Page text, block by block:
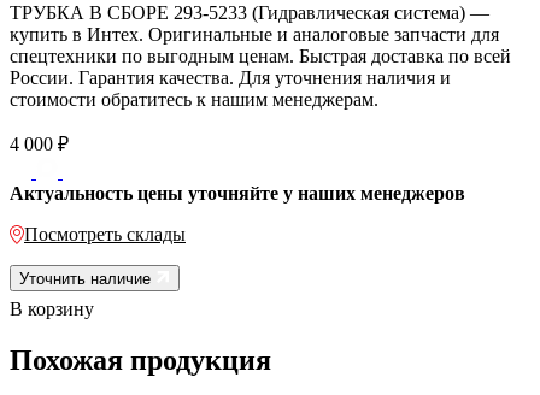
ТРУБКА В СБОРЕ 293-5233 (Гидравлическая система) —
купить в Интех. Оригинальные и аналоговые запчасти для
спецтехники по выгодным ценам. Быстрая доставка по всей
России. Гарантия качества. Для уточнения наличия и
стоимости обратитесь к нашим менеджерам.
4 000 ₽
Актуальность цены уточняйте у наших менеджеров
Посмотреть склады
Уточнить наличие
В корзину
Похожая продукция